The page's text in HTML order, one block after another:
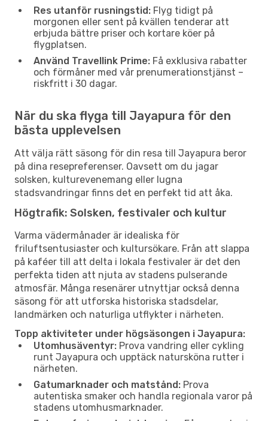
Res utanför rusningstid: Flyg tidigt på
morgonen eller sent på kvällen tenderar att
erbjuda bättre priser och kortare köer på
flygplatsen.
Använd Travellink Prime: Få exklusiva rabatter
och förmåner med vår prenumerationstjänst –
riskfritt i 30 dagar.
När du ska flyga till Jayapura för den
bästa upplevelsen
Att välja rätt säsong för din resa till Jayapura beror
på dina resepreferenser. Oavsett om du jagar
solsken, kulturevenemang eller lugna
stadsvandringar finns det en perfekt tid att åka.
Högtrafik: Solsken, festivaler och kultur
Varma vädermånader är idealiska för
friluftsentusiaster och kultursökare. Från att slappa
på kaféer till att delta i lokala festivaler är det den
perfekta tiden att njuta av stadens pulserande
atmosfär. Många resenärer utnyttjar också denna
säsong för att utforska historiska stadsdelar,
landmärken och naturliga utflykter i närheten.
Topp aktiviteter under högsäsongen i Jayapura:
Utomhusäventyr: Prova vandring eller cykling
runt Jayapura och upptäck natursköna rutter i
närheten.
Gatumarknader och matstånd: Prova
autentiska smaker och handla regionala varor på
stadens utomhusmarknader.